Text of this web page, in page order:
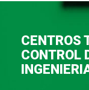
CENTROS
CONTROL